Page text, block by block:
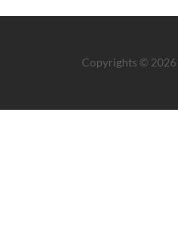
Copyrights © 2026